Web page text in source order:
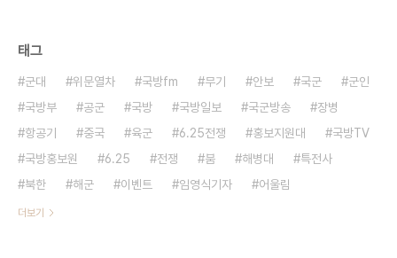
태그
군대 위문열차 국방fm 무기 안보 국군
군인
국방부
공군 국방 국방일보 국군방송
장병
항공기
중국 육군 6.25전쟁 홍보지원대
국방TV
국방홍보원
6.25 전쟁 붐 해병대
특전사
북한
해군 이벤트 임영식기자 어울림
더보기